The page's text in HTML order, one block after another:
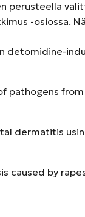
perusteella
-osiossa.
detomidine-
pathogens
dermatitis
caused by